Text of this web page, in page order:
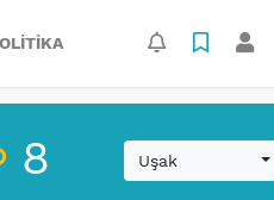
8 Uşak